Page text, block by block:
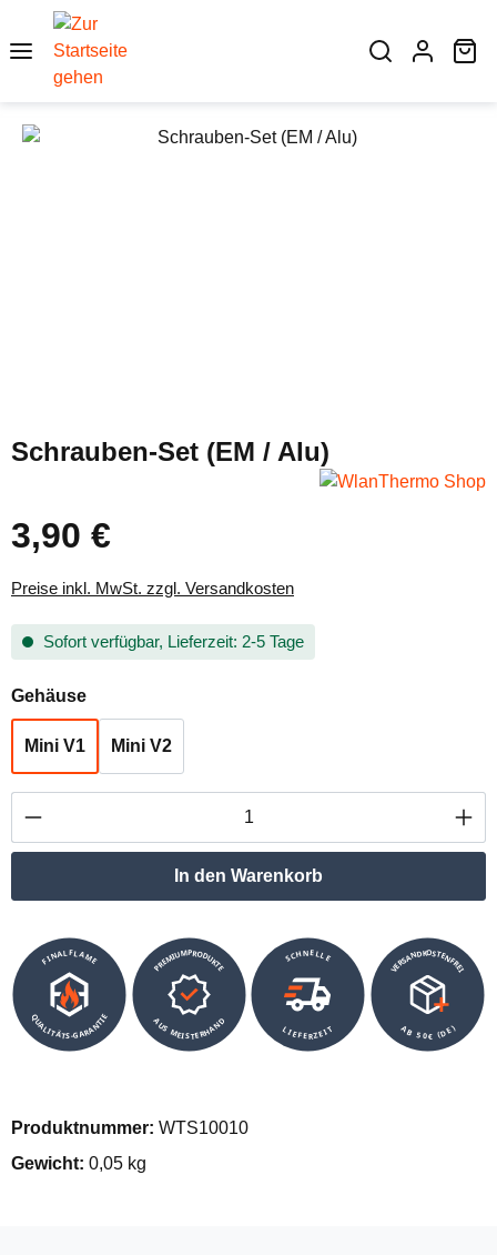
Zum Hauptinhalt springen
Bildergalerie überspringen
Schrauben-Set (EM / Alu)
Regulärer Preis:
3,90 €
Preise inkl. MwSt. zzgl. Versandkosten
Sofort verfügbar, Lieferzeit: 2-5 Tage
Gehäuseauswählen
Mini V1 Mini V2
Produkt Anzahl: Gib den gewünschten
In den Warenkorb
FINALFLAME
QUALITÄTS-GARANTIE
PREMIUMPRODUKTE
AUS MEISTERHAND
SCHNELLE
LIEFERZEIT
VERSANDKOSTENFREI
AB 50€ (DE)
Produktnummer: WTS10010
Gewicht: 0,05 kg